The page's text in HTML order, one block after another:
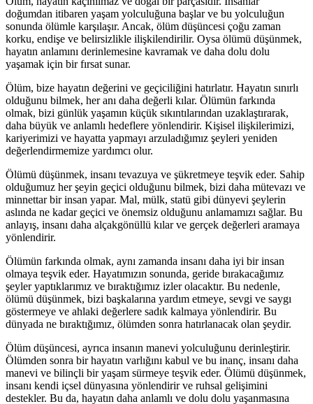
doğumdan itibaren yaşam yolculuğuna başlar ve bu yolculuğun
sonunda ölümle karşılaşır. Ancak, ölüm düşüncesi çoğu zaman
korku, endişe ve belirsizlikle ilişkilendirilir. Oysa ölümü düşünmek,
hayatın anlamını derinlemesine kavramak ve daha dolu dolu
yaşamak için bir fırsat sunar.
Ölüm, bize hayatın değerini ve geçiciliğini hatırlatır. Hayatın sınırlı
olduğunu bilmek, her anı daha değerli kılar. Ölümün farkında
olmak, bizi günlük yaşamın küçük sıkıntılarından uzaklaştırarak,
daha büyük ve anlamlı hedeflere yönlendirir. Kişisel ilişkilerimizi,
kariyerimizi ve hayatta yapmayı arzuladığımız şeyleri yeniden
değerlendirmemize yardımcı olur.
Ölümü düşünmek, insanı tevazuya ve şükretmeye teşvik eder. Sahip
olduğumuz her şeyin geçici olduğunu bilmek, bizi daha mütevazı ve
minnettar bir insan yapar. Mal, mülk, statü gibi dünyevi şeylerin
aslında ne kadar geçici ve önemsiz olduğunu anlamamızı sağlar. Bu
anlayış, insanı daha alçakgönüllü kılar ve gerçek değerleri aramaya
yönlendirir.
Ölümün farkında olmak, aynı zamanda insanı daha iyi bir insan
olmaya teşvik eder. Hayatımızın sonunda, geride bırakacağımız
şeyler yaptıklarımız ve bıraktığımız izler olacaktır. Bu nedenle,
ölümü düşünmek, bizi başkalarına yardım etmeye, sevgi ve saygı
göstermeye ve ahlaki değerlere sadık kalmaya yönlendirir. Bu
dünyada ne bıraktığımız, ölümden sonra hatırlanacak olan şeydir.
Ölüm düşüncesi, ayrıca insanın manevi yolculuğunu derinleştirir.
Ölümden sonra bir hayatın varlığını kabul ve bu inanç, insanı daha
manevi ve bilinçli bir yaşam sürmeye teşvik eder. Ölümü düşünmek,
insanı kendi içsel dünyasına yönlendirir ve ruhsal gelişimini
destekler. Bu da, hayatın daha anlamlı ve dolu dolu yaşanmasına